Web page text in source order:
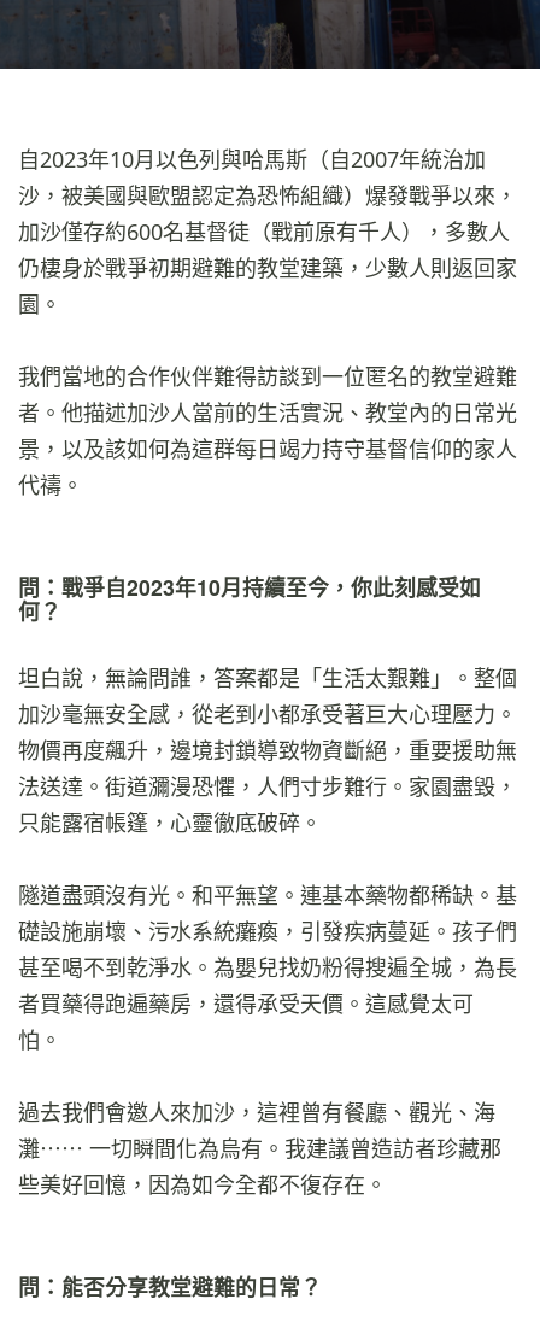
自2023年10月以色列與哈馬斯（自2007年統治加
沙，被美國與歐盟認定為恐怖組織）爆發戰爭以來，
加沙僅存約600名基督徒（戰前原有千人），多數人
仍棲身於戰爭初期避難的教堂建築，少數人則返回家
園。
我們當地的合作伙伴難得訪談到一位匿名的教堂避難
者。他描述加沙人當前的生活實況、教堂內的日常光
景，以及該如何為這群每日竭力持守基督信仰的家人
代禱。
問：戰爭自2023年10月持續至今，你此刻感受如
何？
坦白說，無論問誰，答案都是「生活太艱難」。整個
加沙毫無安全感，從老到小都承受著巨大心理壓力。
物價再度飆升，邊境封鎖導致物資斷絕，重要援助無
法送達。街道瀰漫恐懼，人們寸步難行。家園盡毀，
只能露宿帳篷，心靈徹底破碎。
隧道盡頭沒有光。和平無望。連基本藥物都稀缺。基
礎設施崩壞、污水系統癱瘓，引發疾病蔓延。孩子們
甚至喝不到乾淨水。為嬰兒找奶粉得搜遍全城，為長
者買藥得跑遍藥房，還得承受天價。這感覺太可
怕。
過去我們會邀人來加沙，這裡曾有餐廳、觀光、海
灘⋯⋯ 一切瞬間化為烏有。我建議曾造訪者珍藏那
些美好回憶，因為如今全都不復存在。
問：能否分享教堂避難的日常？